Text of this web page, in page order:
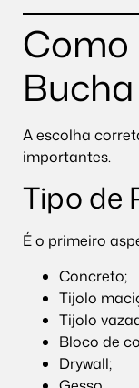
Como
A escolha
importantes.
Tipo de
É o primeiro
Concreto;
Tijolo
Tijolo
Bloco de
Drywall;